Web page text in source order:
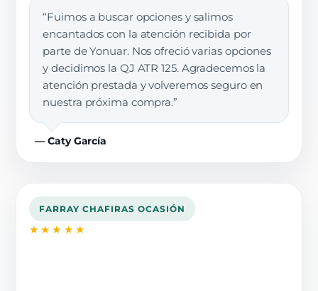
“Fuimos a buscar opciones y salimos
encantados con la atención recibida por
parte de Yonuar. Nos ofreció varias opciones
y decidimos la QJ ATR 125. Agradecemos la
atención prestada y volveremos seguro en
nuestra próxima compra.”
— Caty García
FARRAY CHAFIRAS OCASIÓN
★★★★★